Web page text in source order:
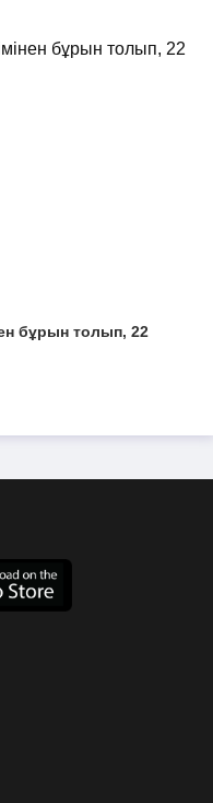
бұрын толып, 22